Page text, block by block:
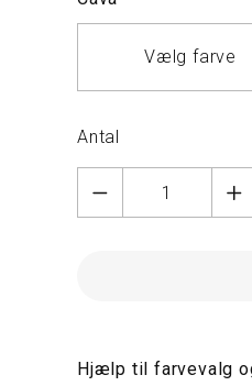
Vælg farve
Antal
Hjælp til farvevalg